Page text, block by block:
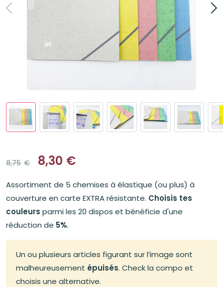
8,75 €
Le
prix
initial
était :
8,75€.
8,30 €
Le
prix
actuel
est :
8,30€.
Assortiment de 5 chemises à élastique (ou plus) à
couverture en carte EXTRA résistante. Choisis tes
couleurs parmi les 20 dispos et bénéficie d'une
réduction de 5%.
Un ou plusieurs articles figurant sur l’image sont
malheureusement épuisés. Check la compo et
choisis une alternative.